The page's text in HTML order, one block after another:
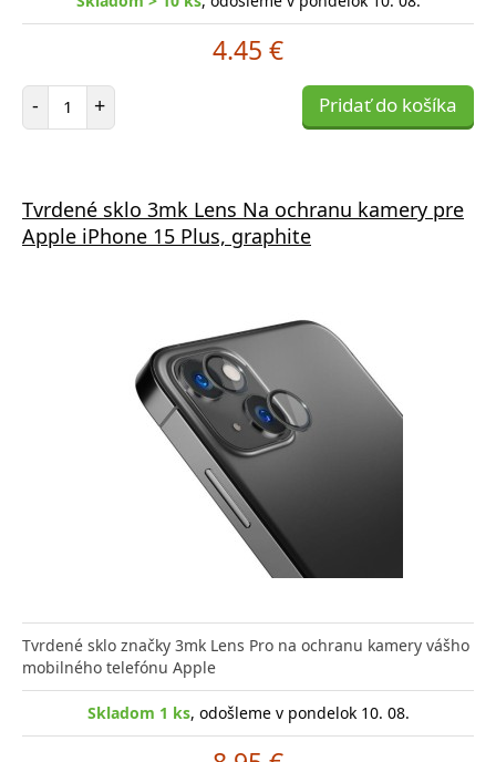
4.45 €
- Počet položiek
+ Pridať do košíka
Tvrdené sklo 3mk Lens Na ochranu kamery pre
Apple iPhone 15 Plus, graphite
Tvrdené sklo značky 3mk Lens Pro na ochranu kamery vášho
mobilného telefónu Apple
Skladom 1 ks, odošleme v pondelok 10. 08.